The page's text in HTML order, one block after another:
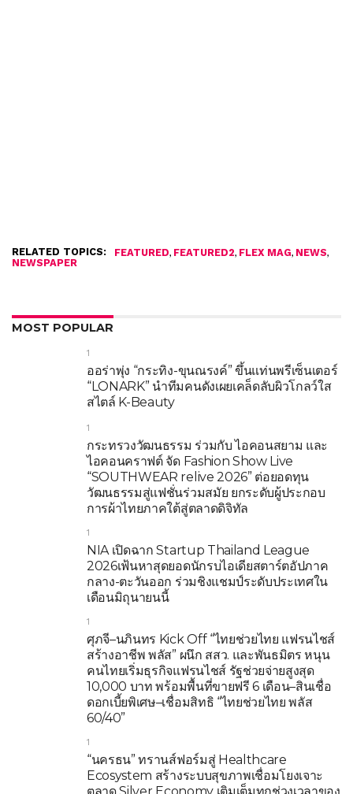
RELATED TOPICS: FEATURED, FEATURED2, FLEX MAG, NEWS,
NEWSPAPER
MOST POPULAR
1
ออร่าพุ่ง “กระทิง-ขุนณรงค์” ขึ้นแท่นพรีเซ็นเตอร์
“LONARK” นำทีมคนดังเผยเคล็ดลับผิวโกลว์ใส
สไตล์ K-Beauty
1
กระทรวงวัฒนธรรม ร่วมกับ ไอคอนสยาม และ
ไอคอนคราฟต์ จัด Fashion Show Live
“SOUTHWEAR relive 2026” ต่อยอดทุน
วัฒนธรรมสู่แฟชั่นร่วมสมัย ยกระดับผู้ประกอบ
การผ้าไทยภาคใต้สู่ตลาดดิจิทัล
1
NIA เปิดฉาก Startup Thailand League
2026เฟ้นหาสุดยอดนักรบไอเดียสตาร์ตอัปภาค
กลาง-ตะวันออก ร่วมชิงแชมป์ระดับประเทศใน
เดือนมิถุนายนนี้
1
ศุภจี–นภินทร Kick Off “ไทยช่วยไทย แฟรนไชส์
สร้างอาชีพ พลัส” ผนึก สสว. และพันธมิตร หนุน
คนไทยเริ่มธุรกิจแฟรนไชส์ รัฐช่วยจ่ายสูงสุด
10,000 บาท พร้อมพื้นที่ขายฟรี 6 เดือน–สินเชื่อ
ดอกเบี้ยพิเศษ–เชื่อมสิทธิ “ไทยช่วยไทย พลัส
60/40”
1
“นครธน” ทรานส์ฟอร์มสู่ Healthcare
Ecosystem สร้างระบบสุขภาพเชื่อมโยงเจาะ